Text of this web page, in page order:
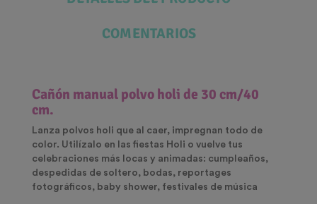
COMENTARIOS
Cañón manual polvo holi de 30 cm/40
cm.
Lanza polvos holi que al caer, impregnan todo de
color. Utilízalo en las fiestas Holi o vuelve tus
celebraciones más locas y animadas: cumpleaños,
despedidas de soltero, bodas, reportages
fotográficos, baby shower, festivales de música